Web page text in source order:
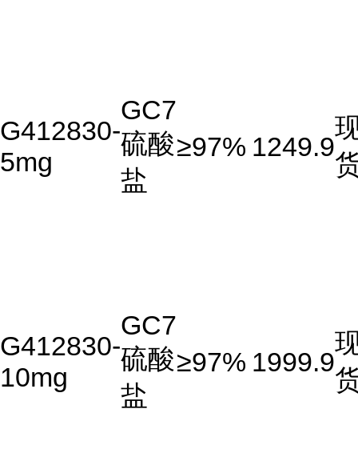
G412830-
5mg
GC7
硫酸
盐
≥97% 1249.9
G412830-
10mg
GC7
硫酸
盐
≥97% 1999.9